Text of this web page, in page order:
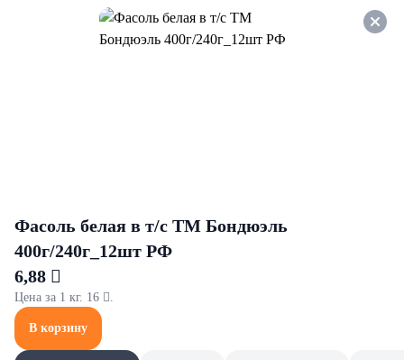
Оформляйте заказ НА
САМОВЫВОЗ и получайте
Фасоль белая в т/с ТМ Бондюэль
400г/240г_12шт РФ
6,88 
Цена за 1 кг. 16 .
В корзину